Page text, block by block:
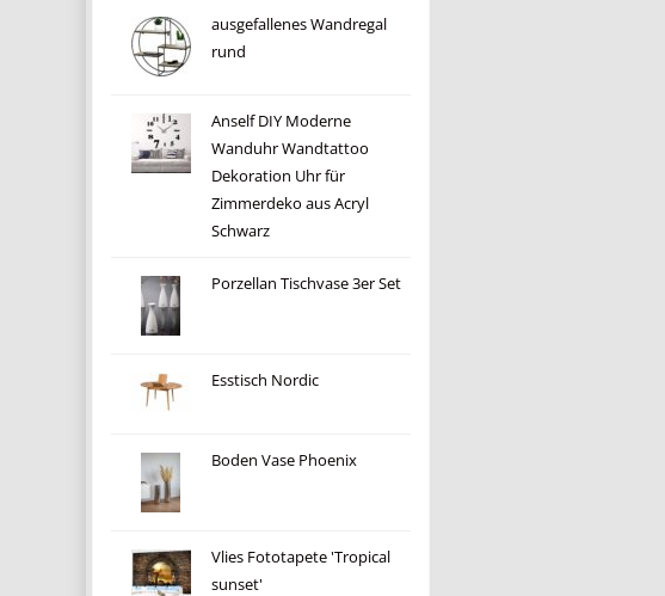
ausgefallenes Wandregal
rund
Anself DIY Moderne
Wanduhr Wandtattoo
Dekoration Uhr für
Zimmerdeko aus Acryl
Schwarz
Porzellan Tischvase 3er Set
Esstisch Nordic
Boden Vase Phoenix
Vlies Fototapete 'Tropical
sunset'